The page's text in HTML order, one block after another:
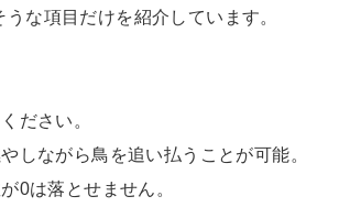
な項目だけを紹介しています。
ださい。
しながら鳥を追い払うことが可能。
0は落とせません。